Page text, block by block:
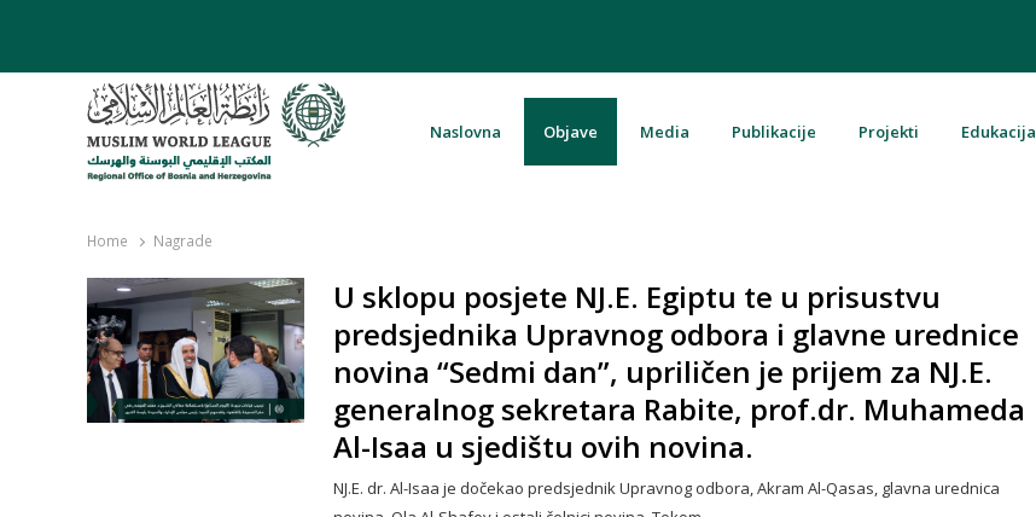
Naslovna Objave Media Publikacije Projekti Edukacija
Home Nagrade
U sklopu posjete NJ.E. Egiptu te u prisustvu
predsjednika Upravnog odbora i glavne urednice
novina “Sedmi dan”, upriličen je prijem za NJ.E.
generalnog sekretara Rabite, prof.dr. Muhameda
Al-Isaa u sjedištu ovih novina.
NJ.E. dr. Al-Isaa je dočekao predsjednik Upravnog odbora, Akram Al-Qasas, glavna urednica